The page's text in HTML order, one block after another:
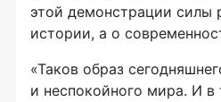
этой демонстрации силы
истории, а о
«Таков образ
и неспокойного мира. И в